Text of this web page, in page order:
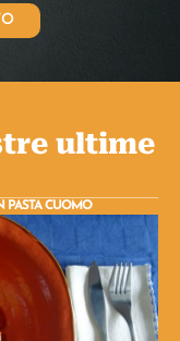
ultime
PASTA CUOMO